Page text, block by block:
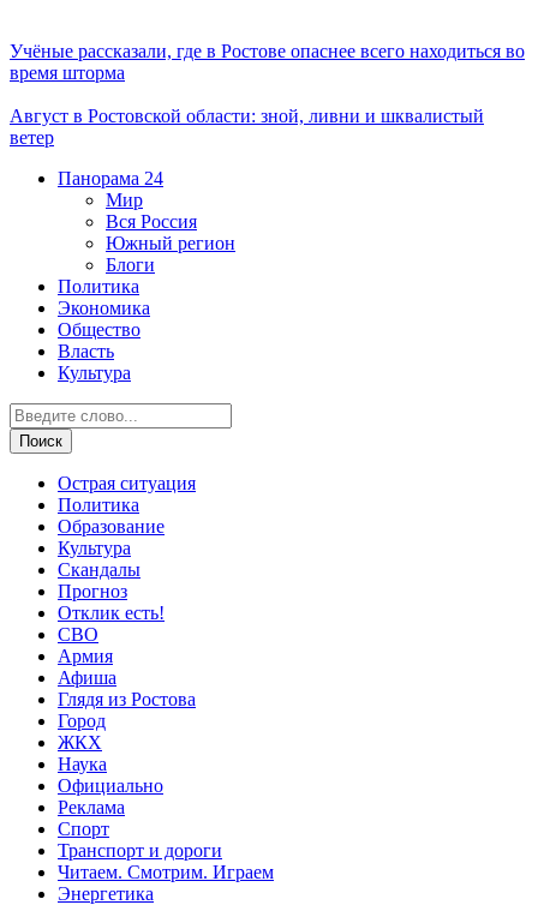
Учёные рассказали, где в Ростове опаснее всего находиться во
время шторма
Август в Ростовской области: зной, ливни и шквалистый
ветер
Панорама 24
Мир
Вся Россия
Южный регион
Блоги
Политика
Экономика
Общество
Власть
Культура
Острая ситуация
Политика
Образование
Культура
Скандалы
Прогноз
Отклик есть!
СВО
Армия
Афиша
Глядя из Ростова
Город
ЖКХ
Наука
Официально
Реклама
Спорт
Транспорт и дороги
Читаем. Смотрим. Играем
Энергетика